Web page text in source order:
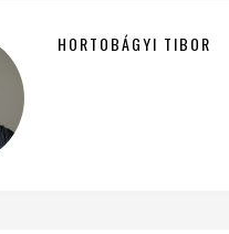
HORTOBÁGYI TIBOR